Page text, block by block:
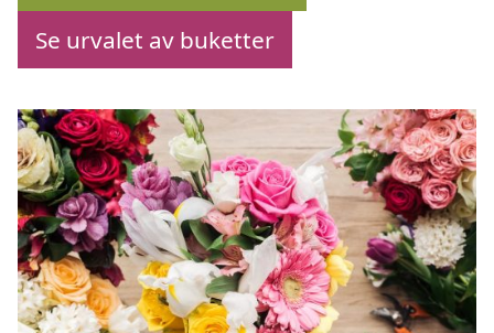
Se urvalet av buketter